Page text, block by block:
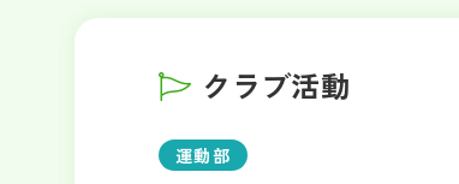
クラブ活動
運動部